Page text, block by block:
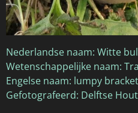
Nederlandse naam: Witte
Wetenschappelijke naam:
Engelse naam: lumpy bracket
Gefotografeerd: Delftse